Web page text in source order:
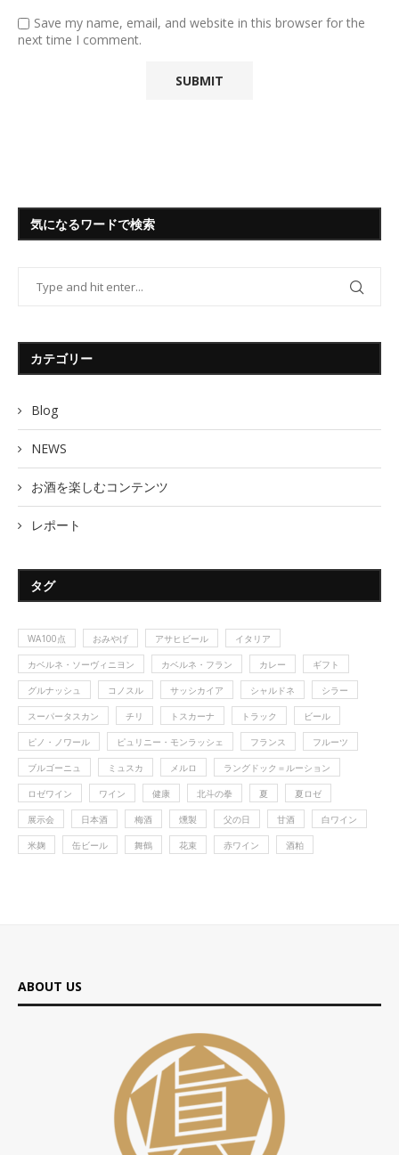
Save my name, email, and website in this browser for the
next time I comment.
気になるワードで検索
カテゴリー
Blog
NEWS
お酒を楽しむコンテンツ
レポート
タグ
WA100点 おみやげ アサヒビール イタリア
カベルネ・ソーヴィニヨン カベルネ・フラン カレー ギフト
グルナッシュ コノスル サッシカイア シャルドネ シラー
スーパータスカン チリ トスカーナ トラック ビール
ピノ・ノワール ピュリニー・モンラッシェ フランス フルーツ
ブルゴーニュ ミュスカ メルロ ラングドック＝ルーション
ロゼワイン ワイン 健康 北斗の拳 夏 夏ロゼ
展示会 日本酒 梅酒 燻製 父の日 甘酒 白ワイン
米麹 缶ビール 舞鶴 花束 赤ワイン 酒粕
ABOUT US